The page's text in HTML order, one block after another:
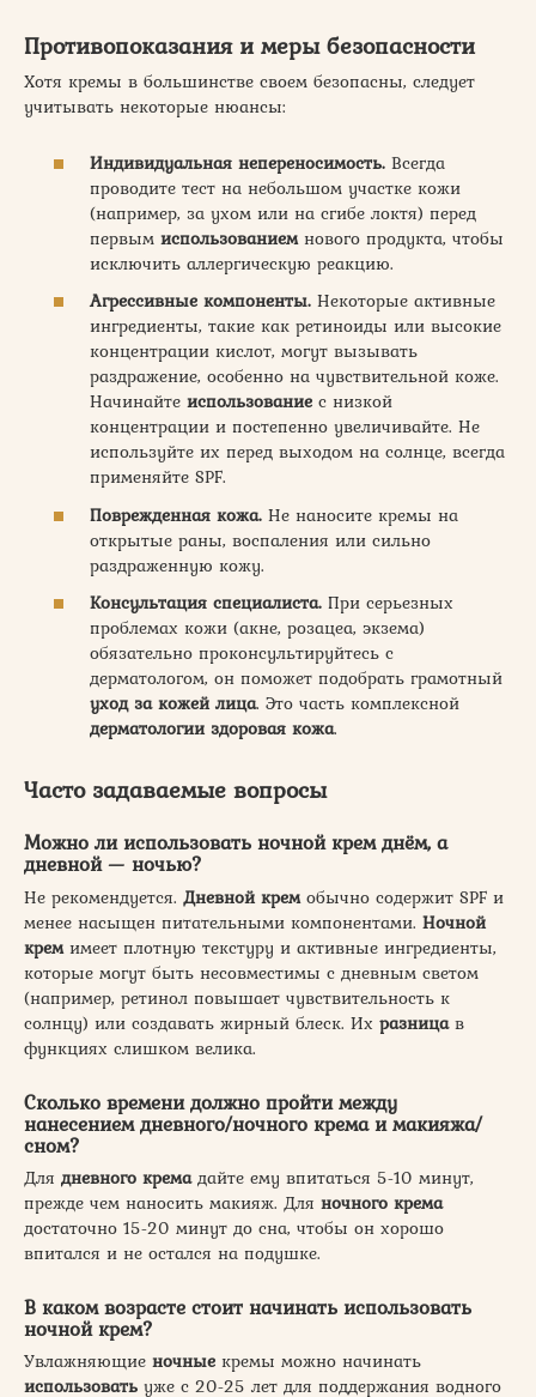
Противопоказания и меры безопасности
Хотя кремы в большинстве своем безопасны, следует
учитывать некоторые нюансы:
Индивидуальная непереносимость. Всегда
проводите тест на небольшом участке кожи
(например, за ухом или на сгибе локтя) перед
первым использованиемнового продукта, чтобы
исключить аллергическую реакцию.
Агрессивные компоненты. Некоторые активные
ингредиенты, такие как ретиноиды или высокие
концентрации кислот, могут вызывать
раздражение, особенно на чувствительной коже.
Начинайте использование с низкой
концентрации и постепенно увеличивайте. Не
используйте их перед выходом на солнце, всегда
применяйте SPF.
Поврежденная кожа. Не наносите кремы на
открытые раны, воспаления или сильно
раздраженную кожу.
Консультация специалиста. При серьезных
проблемах кожи (акне, розацеа, экзема)
обязательно проконсультируйтесь с
дерматологом, он поможет подобрать грамотный
уход за кожей лица. Это часть комплексной
дерматологии здоровая кожа.
Часто задаваемые вопросы
Можно ли использовать ночной крем днём, а
дневной — ночью?
Не рекомендуется. Дневной кремобычно содержит SPF и
менее насыщен питательными компонентами. Ночной
кремимеет плотную текстуру и активные ингредиенты,
которые могут быть несовместимы с дневным светом
(например, ретинол повышает чувствительность к
солнцу) или создавать жирный блеск. Их разницав
функциях слишком велика.
Сколько времени должно пройти между
нанесением дневного/ночного крема и макияжа/
сном?
Для дневного кремадайте ему впитаться 5-10 минут,
прежде чем наносить макияж. Для ночного крема
достаточно 15-20 минут до сна, чтобы он хорошо
впитался и не остался на подушке.
В каком возрасте стоит начинать использовать
ночной крем?
Увлажняющие ночные кремы можно начинать
использовать уже с 20-25 лет для поддержания водного